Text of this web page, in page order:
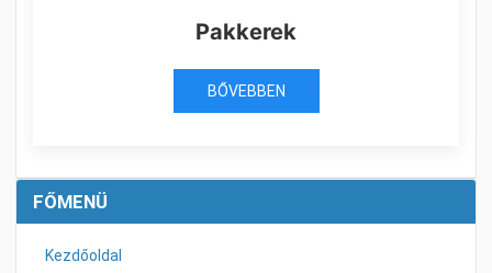
FŐMENÜ
Kezdőoldal
Pakkerek
BŐVEBBEN